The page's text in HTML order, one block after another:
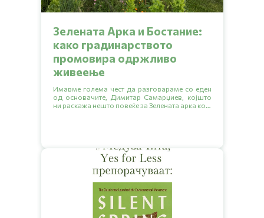
Зелената Арка и Бостание:
како градинарството
промовира одржливо
живеење
Имавме голема чест да разговараме со еден
од основачите, Димитар Самарџиев, којшто
ни раскажа нешто повеќе за Зелената арка која
резултат од проектот на Зелената арка
„Развивање на прва урбана градина во Град
Скопје“. Во овој разговор ќе дознаеме повеќе
за нивната инспирација, мисија и визија за
се, кои се предизвиците со кои се соочуваат и
какви совети имаат за сите нас. Подгответе се
за кратко читање и инспирација од нив за
создавање на поголеми еколошки навики.